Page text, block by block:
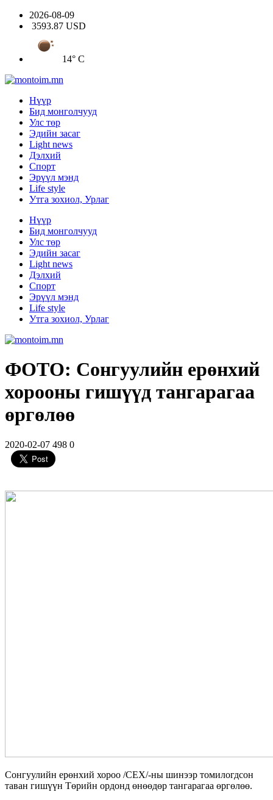
2026-08-09
3593.87 USD
14° C
Нүүр
Бид монголчууд
Улс төр
Эдийн засаг
Light news
Дэлхий
Спорт
Эрүүл мэнд
Life style
Утга зохиол, Урлаг
Нүүр
Бид монголчууд
Улс төр
Эдийн засаг
Light news
Дэлхий
Спорт
Эрүүл мэнд
Life style
Утга зохиол, Урлаг
ФОТО: Сонгуулийн ерөнхий
хорооны гишүүд тангарагаа
өргөлөө
2020-02-07 498 0
Сонгуулийн ерөнхий хороо /СЕХ/-ны шинээр томилогдсон
таван гишүүн Төрийн ордонд өнөөдөр тангарагаа өргөлөө.